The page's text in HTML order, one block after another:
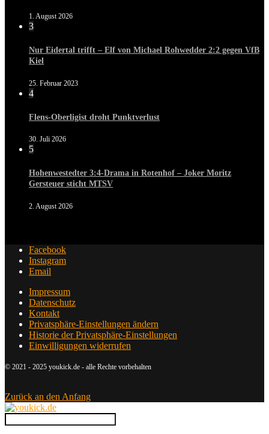
1. August 2026
3
Nur Eidertal trifft – Elf von Michael Rohwedder 2:2 gegen VfB
Kiel
25. Februar 2023
4
Flens-Oberligist droht Punktverlust
30. Juli 2026
5
Hohenwestedter 3:4-Drama in Rotenhof – Joker Moritz
Gersteuer sticht MTSV
2. August 2026
Facebook
Instagram
Email
Impressum
Datenschutz
Kontakt
Privatsphäre-Einstellungen ändern
Historie der Privatsphäre-Einstellungen
Einwilligungen widerrufen
© 2021 - 2025 youkick.de - alle Rechte vorbehalten
Zurück an den Anfang